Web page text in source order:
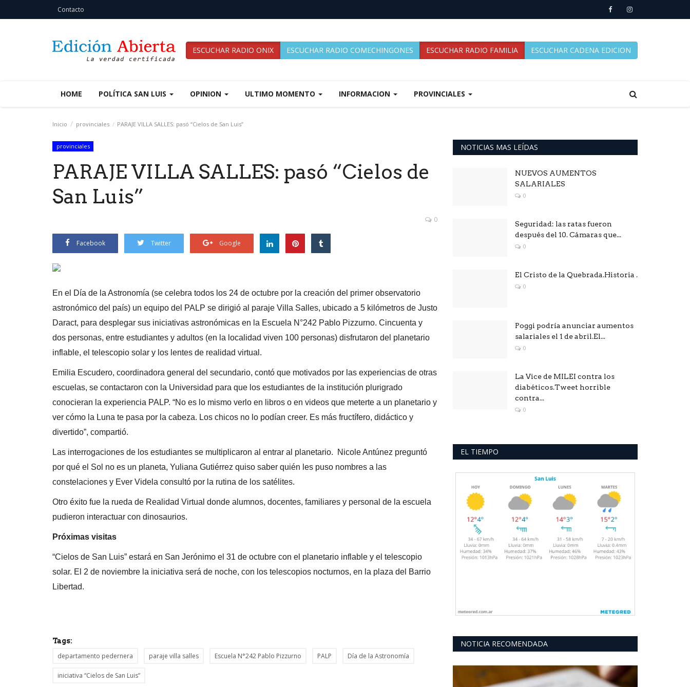
Contacto
ESCUCHAR RADIO ONIX ESCUCHAR RADIO COMECHINGONES ESCUCHAR RADIO FAMILIA ESCUCHAR CADENA EDICION
HOME POLÍTICA SAN LUIS OPINION ULTIMO MOMENTO INFORMACION PROVINCIALES
Inicio provinciales PARAJE VILLA SALLES: pasó “Cielos de San Luis”
provinciales
PARAJE VILLA SALLES: pasó “Cielos de
San Luis”
0
Facebook Twitter Google
En el Día de la Astronomía (se celebra todos los 24 de octubre por la creación del primer observatorio
astronómico del país) un equipo del PALP se dirigió al paraje Villa Salles, ubicado a 5 kilómetros de Justo
Daract, para desplegar sus iniciativas astronómicas en la Escuela N°242 Pablo Pizzurno. Cincuenta y
dos personas, entre estudiantes y adultos (en la localidad viven 100 personas) disfrutaron del planetario
inflable, el telescopio solar y los lentes de realidad virtual.
Emilia Escudero, coordinadora general del secundario, contó que motivados por las experiencias de otras
escuelas, se contactaron con la Universidad para que los estudiantes de la institución plurigrado
conocieran la experiencia PALP. “No es lo mismo verlo en libros o en videos que meterte a un planetario y
ver cómo la Luna te pasa por la cabeza. Los chicos no lo podían creer. Es más fructífero, didáctico y
divertido”, compartió.
Las interrogaciones de los estudiantes se multiplicaron al entrar al planetario. Nicole Antúnez preguntó
por qué el Sol no es un planeta, Yuliana Gutiérrez quiso saber quién les puso nombres a las
constelaciones y Ever Videla consultó por la rutina de los satélites.
Otro éxito fue la rueda de Realidad Virtual donde alumnos, docentes, familiares y personal de la escuela
pudieron interactuar con dinosaurios.
Próximas visitas
“Cielos de San Luis” estará en San Jerónimo el 31 de octubre con el planetario inflable y el telescopio
solar. El 2 de noviembre la iniciativa será de noche, con los telescopios nocturnos, en la plaza del Barrio
Libertad.
Tags:
departamento pedernera paraje villa salles Escuela N°242 Pablo Pizzurno PALP Día de la Astronomía
iniciativa “Cielos de San Luis”
NOTICIAS MAS LEÍDAS
NUEVOS AUMENTOS
SALARIALES
0
Seguridad: las ratas fueron
después del 10. Cámaras que...
0
El Cristo de la Quebrada.Historia .
0
Poggi podría anunciar aumentos
salariales el 1 de abril.El...
0
La Vice de MILEI contra los
diabéticos.Tweet horrible
contra...
0
EL TIEMPO
NOTICIA RECOMENDADA